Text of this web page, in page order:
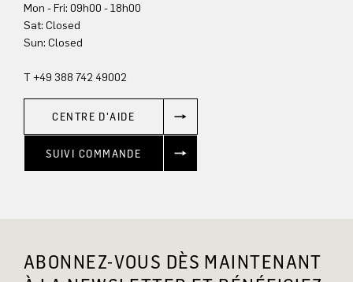
Mon - Fri: 09h00 - 18h00
Sat: Closed
Sun: Closed
T +49 388 742 49002
CENTRE D'AIDE
SUIVI COMMANDE
ABONNEZ-VOUS DÈS MAINTENANT